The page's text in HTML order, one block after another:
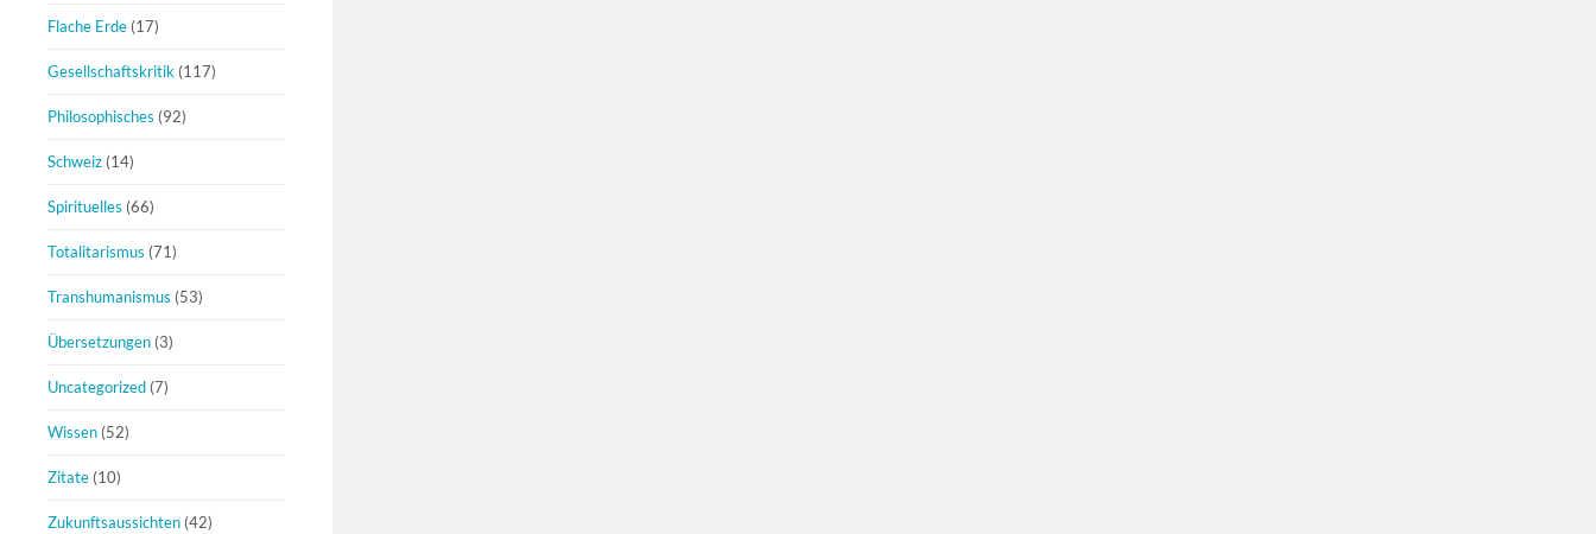
Flache Erde (17)
Gesellschaftskritik (117)
Philosophisches (92)
Schweiz (14)
Spirituelles (66)
Totalitarismus (71)
Transhumanismus (53)
Übersetzungen (3)
Uncategorized (7)
Wissen (52)
Zitate (10)
Zukunftsaussichten (42)